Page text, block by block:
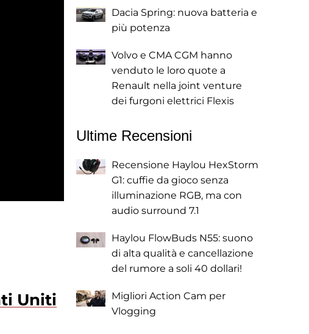
Uniti
Dacia Spring: nuova batteria e
più potenza
Volvo e CMA CGM hanno
venduto le loro quote a
Renault nella joint venture
dei furgoni elettrici Flexis
Ultime Recensioni
Recensione Haylou HexStorm
G1: cuffie da gioco senza
illuminazione RGB, ma con
audio surround 7.1
Haylou FlowBuds N55: suono
di alta qualità e cancellazione
del rumore a soli 40 dollari!
Migliori Action Cam per
Vlogging